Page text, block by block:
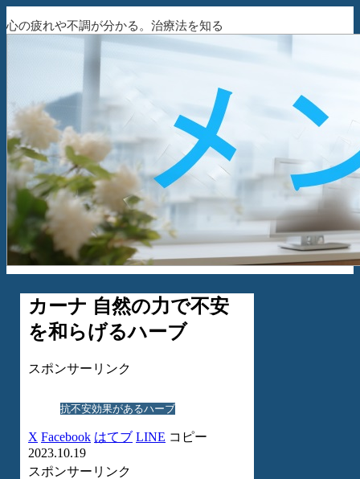
心の疲れや不調が分かる。治療法を知る
カーナ 自然の力で不安
を和らげるハーブ
スポンサーリンク
抗不安効果があるハーブ
X Facebook はてブ LINE コピー
2023.10.19
スポンサーリンク